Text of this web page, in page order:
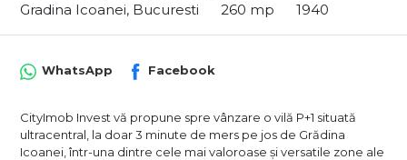
Gradina Icoanei, Bucuresti
260 mp 1940
WhatsApp Facebook
CityImob Invest vă propune spre vânzare o vilă P+1 situată
ultracentral, la doar 3 minute de mers pe jos de Grădina
Icoanei, într-una dintre cele mai valoroase și versatile zone ale